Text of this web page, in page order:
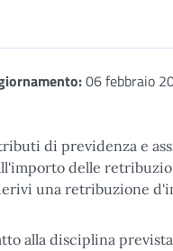
06 febbraio
di previdenza e
delle
una retribuzione
alla disciplina